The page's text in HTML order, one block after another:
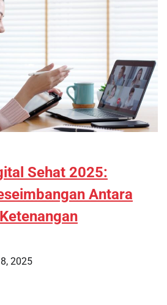
Sehat 2025:
Antara
2025